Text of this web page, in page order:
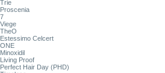
Trie
Proscenia
7
Viege
TheO
Estessimo Celcert
ONE
Minoxidil
Living Proof
Perfect Hair Day (PHD)